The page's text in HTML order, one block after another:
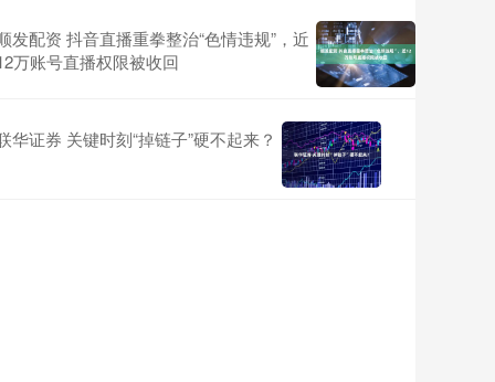
发配资 抖音直播重拳整治“色情违规”，近
万账号直播权限被收回
华证券 关键时刻“掉链子”硬不起来？